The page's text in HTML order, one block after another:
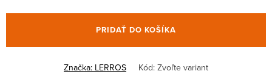
PRIDAŤ DO KOŠÍKA
Značka: LERROS Kód: Zvoľte variant